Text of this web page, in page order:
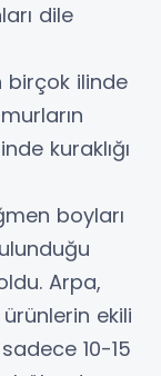
dile
birçok ilinde
kuraklığı
boyları
Arpa,
ekili
10-15